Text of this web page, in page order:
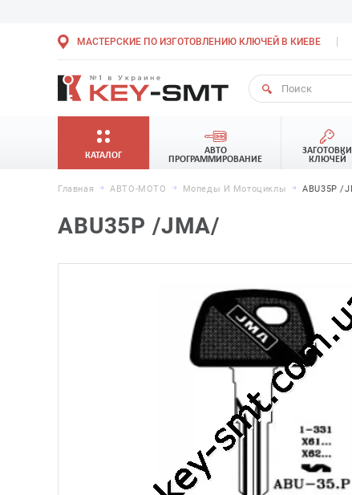
МАСТЕРСКИЕ ПО ИЗГОТОВЛЕНИЮ КЛЮЧЕЙ В КИЕВЕ
КАТАЛОГ
АВТО
ПРОГРАММИРОВАНИЕ
ЗАГОТОВКИ
КЛЮЧЕЙ
Главная АВТО-МОТО Мопеды И Мотоциклы ABU35P /
ABU35P /JMA/